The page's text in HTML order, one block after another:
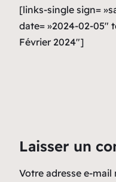
[links-single sign=
date= »2024-02-05″
Février 2024″]
Laisser un
Votre adresse e-mail